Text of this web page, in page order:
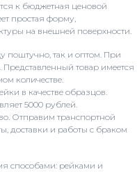
к бюджетная ценовой
простая форму,
на внешней поверхности.
поштучно, так и оптом. При
Представленный товар имеется
количестве.
в качестве образцов.
5000 рублей.
Отправим транспортной
доставки и работы с браком
способами: рейками и